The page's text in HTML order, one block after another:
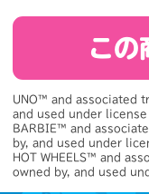
この
UNO™ and associated
and used under
BARBIE™ and
by, and used under
HOT WHEELS™ and
owned by, and used